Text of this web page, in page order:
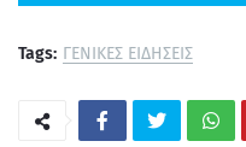
Tags: ΓΕΝΙΚΕΣ ΕΙΔΗΣΕΙΣ